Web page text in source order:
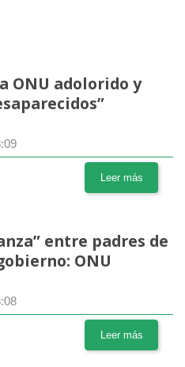
ONU adolorido y
Leer más
entre padres de
ONU
Leer más